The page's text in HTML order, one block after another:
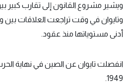
ويشير مشروع القانون إلى تقارب كبير
وتايوان في وقت تراجعت العلاقات
أدنى مستوياتها منذ عقود.
انفصلت تايوان عن الصين في نهاية
1949.